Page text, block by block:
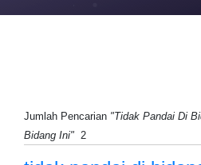
Jumlah Pencarian "Tidak Pandai Di
Bidang Ini" 2